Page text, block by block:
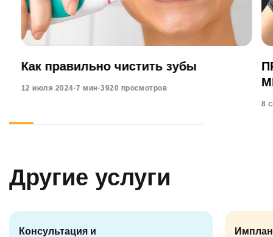
Как правильно чистить зубы
12 июля 2024·7 мин·3920 просмотров
8
Другие услуги
Консультация и